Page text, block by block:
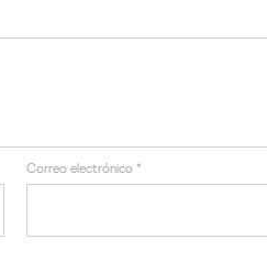
Correo electrónico *